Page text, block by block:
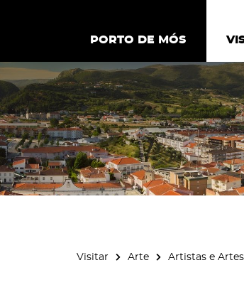
PORTO
PORTO DE MÓS
Visitar Arte Artistas e